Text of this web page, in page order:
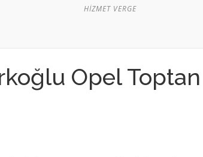
HIZMET VERGE
Opel Toptan